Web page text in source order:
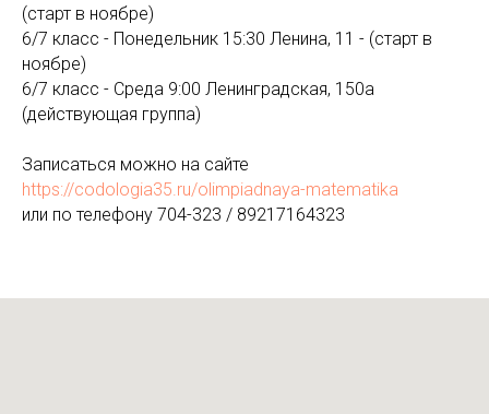
(старт в ноябре)
6/7 класс - Понедельник 15:30 Ленина, 11 - (старт в
ноябре)
6/7 класс - Среда 9:00 Ленинградская, 150а
(действующая группа)
Записаться можно на сайте
https://codologia35.ru/olimpiadnaya-matematika
или по телефону 704-323 / 89217164323